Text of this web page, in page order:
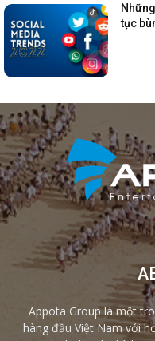
tục
Appota Group là một
hàng đầu Việt Nam với